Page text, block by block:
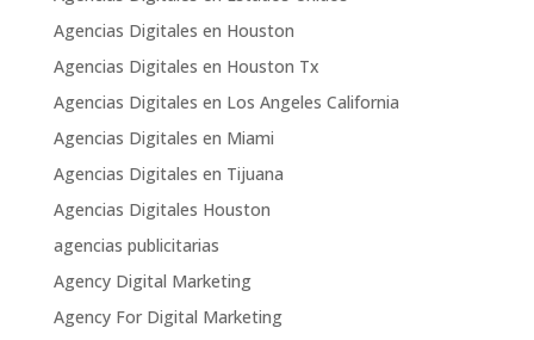
Agencias Digitales en Houston
Agencias Digitales en Houston Tx
Agencias Digitales en Los Angeles California
Agencias Digitales en Miami
Agencias Digitales en Tijuana
Agencias Digitales Houston
agencias publicitarias
Agency Digital Marketing
Agency For Digital Marketing